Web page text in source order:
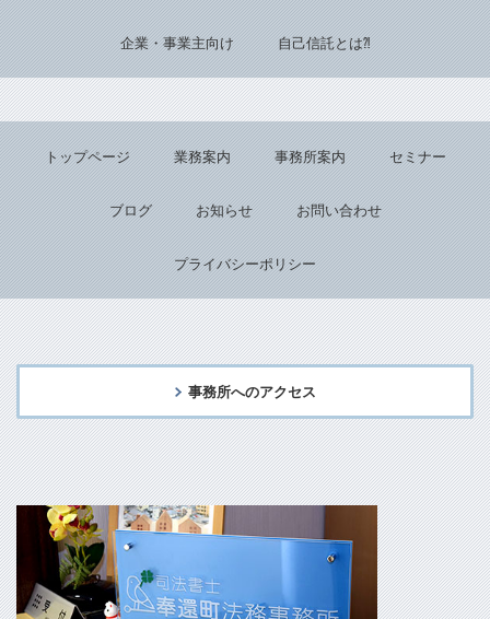
企業・事業主向け 自己信託とは⁈
トップページ 業務案内 事務所案内 セミナー
ブログ お知らせ お問い合わせ
プライバシーポリシー
事務所へのアクセス